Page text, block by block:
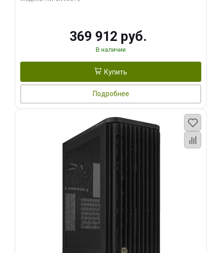
369 912 руб.
В наличии
Купить
Подробнее